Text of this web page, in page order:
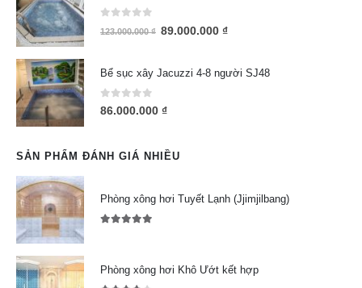
out of 5
123.000.000₫ 89.000.000 ₫
Bể sục xây Jacuzzi 4-8 người SJ48
0out of 5
86.000.000 ₫
SẢN PHẨM ĐÁNH GIÁ NHIỀU
Phòng xông hơi Tuyết Lạnh (Jjimjilbang)
Phòng xông hơi Khô Ướt kết hợp